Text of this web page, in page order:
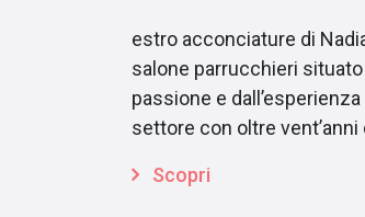
estro acconciature di
salone parrucchieri situato
passione e
settore con oltre vent’anni
Scopri